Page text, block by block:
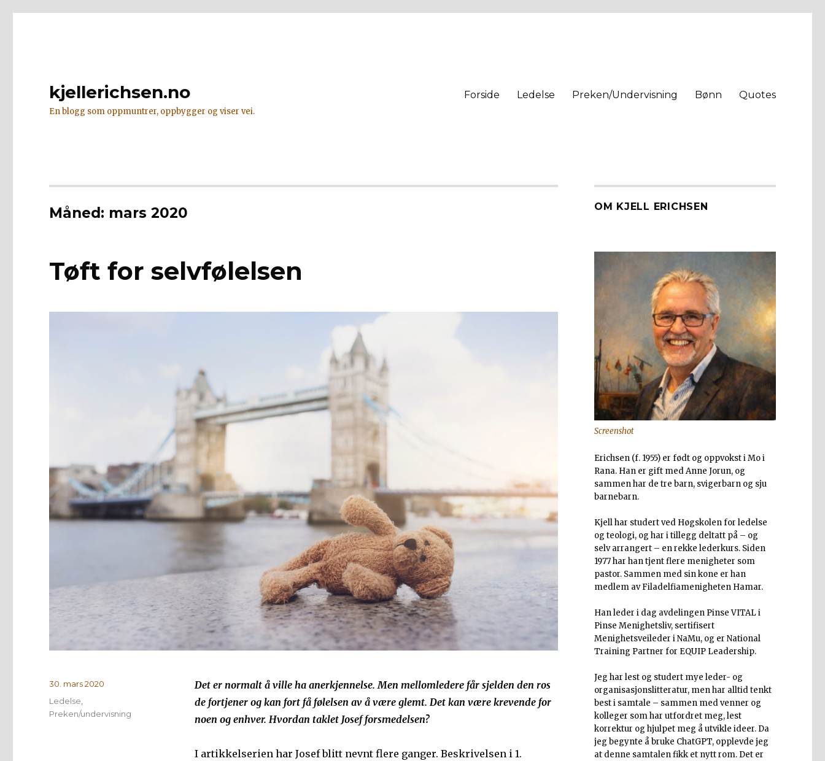
kjellerichsen.no
En blogg som oppmuntrer, oppbygger og viser vei.
Forside Ledelse Preken/Undervisning Bønn Quotes
Måned: mars 2020
Tøft for selvfølelsen
Det er normalt å ville ha anerkjennelse. Men mellomledere får sjelden den ros
de fortjener og kan fort få følelsen av å være glemt. Det kan være krevende for
noen og enhver. Hvordan taklet Josef forsmedelsen?
I artikkelserien har Josef blitt nevnt flere ganger. Beskrivelsen i 1.
Publisert
30. mars 2020
Kategorier
Ledelse,
Preken/undervisning
OM KJELL ERICHSEN
Screenshot
Erichsen (f. 1955) er født og oppvokst i Mo i
Rana. Han er gift med Anne Jorun, og
sammen har de tre barn, svigerbarn og sju
barnebarn.
Kjell har studert ved Høgskolen for ledelse
og teologi, og har i tillegg deltatt på – og
selv arrangert – en rekke lederkurs. Siden
1977 har han tjent flere menigheter som
pastor. Sammen med sin kone er han
medlem av Filadelfiamenigheten Hamar.
Han leder i dag avdelingen Pinse VITAL i
Pinse Menighetsliv, sertifisert
Menighetsveileder i NaMu, og er National
Training Partner for EQUIP Leadership.
Jeg har lest og studert mye leder- og
organisasjonslitteratur, men har alltid tenkt
best i samtale – sammen med venner og
kolleger som har utfordret meg, lest
korrektur og hjulpet meg å utvikle ideer. Da
jeg begynte å bruke ChatGPT, opplevde jeg
at denne samtalen fikk et nytt rom. Det er